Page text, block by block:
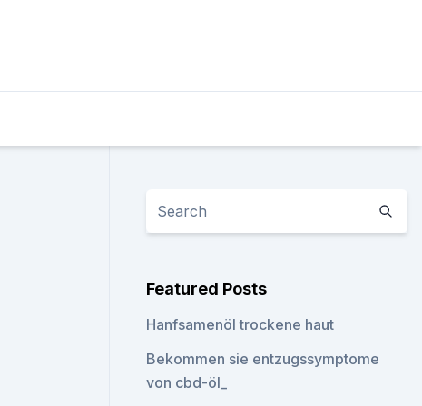
Featured Posts
Hanfsamenöl trockene haut
Bekommen sie entzugssymptome
von cbd-öl_